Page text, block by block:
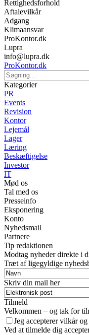
Rettighedsforhold
Aftalevilkår
Adgang
Klimaansvar
ProKontor.dk
Lupra
info@lupra.dk
ProKontor.dk
Kategorier
PR
Events
Revision
Kontor
Lejemål
Lager
Læring
Beskæftigelse
Investor
IT
Mød os
Tal med os
Presseinfo
Eksponering
Konto
Nyhedsmail
Partnere
Tip redaktionen
Modtag nyheder direkte i
Træt af ligegyldige
Skriv din mail her
Tilmeld
Velkommen – og tak for
Jeg accepterer vilkår
Ved at tilmelde dig